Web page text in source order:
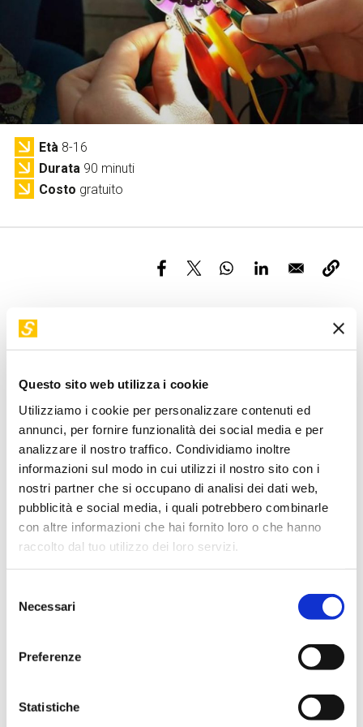
Questo sito web utilizza i cookie
Utilizziamo i cookie per personalizzare contenuti ed
annunci, per fornire funzionalità dei social media e per
analizzare il nostro traffico. Condividiamo inoltre
informazioni sul modo in cui utilizzi il nostro sito con i
nostri partner che si occupano di analisi dei dati web,
pubblicità e social media, i quali potrebbero combinarle
con altre informazioni che hai fornito loro o che hanno
raccolto dal tuo utilizzo dei loro servizi.
delNecessari
Preferenze
Statistiche
Servizi e accessibilità
Biglietti
Età 8-16
Durata 90 minuti
Costo gratuito
Obiettivo
Siamo sempre più circondati da oggetti intelligenti. Ma
scopriremo durante il laboratorio E-textile: il mio primo
wearable!
Attività
Partendo da tessuto, materiale conduttivo e resistivo,
coccodrilli e un microcontrollore realizziamo un progetto
che, grazie alle regole dell’elettronica, ci permette
l’interazione uomo- macchina. Durante il laboratorio si
realizza un sensore di pressione tessile che, con una
semplice programmazione della Lilypad e il giusto numero
di coccodrilli*, vi permetterà di attivare una luce!
L’ingresso ai